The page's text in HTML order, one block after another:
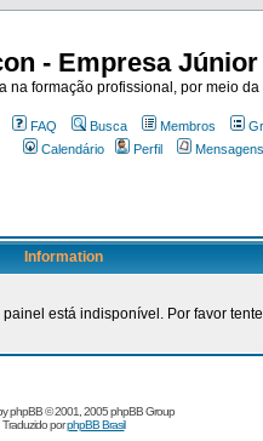
- Empresa
formação profissional, por meio
FAQ Busca Membros
Calendário
Perfil
Information
está indisponível. Por favor
phpBB© 2001, 2005 phpBB Group
Traduzido porphpBB Brasil